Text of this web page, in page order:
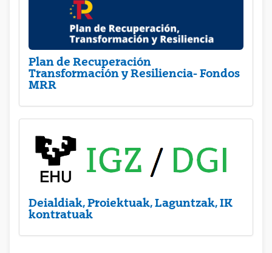
Plan de Recuperación
Transformación y Resiliencia- Fondos
MRR
Deialdiak, Proiektuak, Laguntzak, IK
kontratuak